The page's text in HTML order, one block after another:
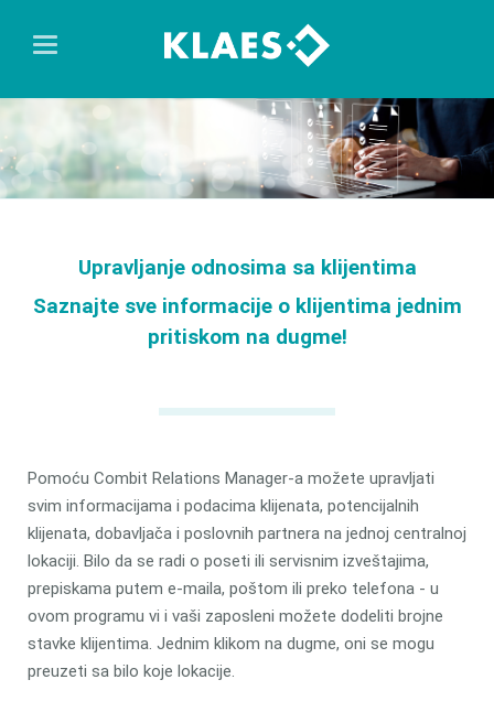
Upravljanje odnosima sa klijentima
Saznajte sve informacije o klijentima jednim
pritiskom na dugme!
Pomoću Combit Relations Manager-a možete upravljati
svim informacijama i podacima klijenata, potencijalnih
klijenata, dobavljača i poslovnih partnera na jednoj centralnoj
lokaciji. Bilo da se radi o poseti ili servisnim izveštajima,
prepiskama putem e-maila, poštom ili preko telefona - u
ovom programu vi i vaši zaposleni možete dodeliti brojne
stavke klijentima. Jednim klikom na dugme, oni se mogu
preuzeti sa bilo koje lokacije.